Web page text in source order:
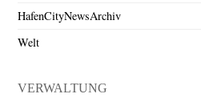
HafenCityNewsArchiv
Welt
VERWALTUNG